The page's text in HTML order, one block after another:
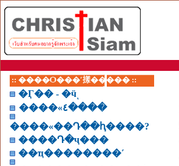
:: ����Ѻ���ʹ㨾����� ::
�Ӷ�� - �ӵͺ
����«٤����
����«��Դ��ԧ����?
����Դ�ҷ���
��ҵ��������˹